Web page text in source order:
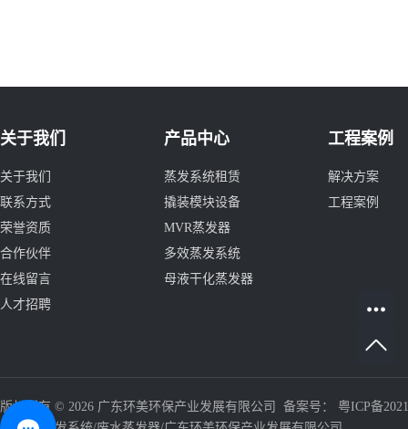
关于我们
关于我们
联系方式
荣誉资质
合作伙伴
在线留言
人才招聘
产品中心
蒸发系统租赁
撬装模块设备
MVR蒸发器
多效蒸发系统
母液干化蒸发器
工程案例
解决方案
工程案例
版权所有 © 2026 广东环美环保产业发展有限公司 备案号： 粤ICP备